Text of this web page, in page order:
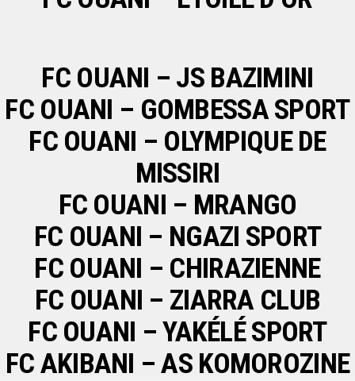
FC OUANI – JS BAZIMINI
FC OUANI – GOMBESSA SPORT
FC OUANI – OLYMPIQUE DE
MISSIRI
FC OUANI – MRANGO
FC OUANI – NGAZI SPORT
FC OUANI – CHIRAZIENNE
FC OUANI – ZIARRA CLUB
FC OUANI – YAKÉLÉ SPORT
FC AKIBANI – AS KOMOROZINE